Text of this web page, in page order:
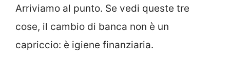
Arriviamo al punto. Se vedi queste tre
cose, il cambio di banca non è un
capriccio: è igiene finanziaria.